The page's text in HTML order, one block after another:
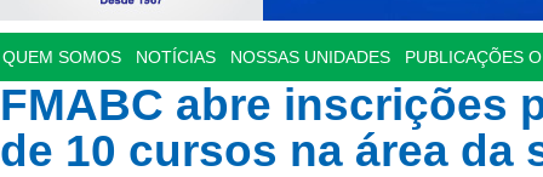
QUEM SOMOS NOTÍCIAS NOSSAS UNIDADES PUBLICAÇÕES
FMABC abre inscrições
de 10 cursos na área da